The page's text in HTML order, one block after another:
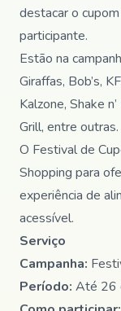
destacar o
participante.
Estão na
Giraffas, Bob’s,
Kalzone, Shake
Grill, entre outras.
O Festival de
Shopping para
experiência de
acessível.
Serviço
Campanha:
Período: Até 26